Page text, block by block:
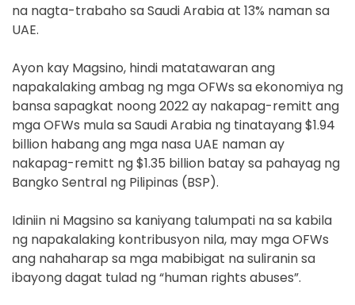
na nagta-trabaho sa Saudi Arabia at 13% naman sa
UAE.
Ayon kay Magsino, hindi matatawaran ang
napakalaking ambag ng mga OFWs sa ekonomiya ng
bansa sapagkat noong 2022 ay nakapag-remitt ang
mga OFWs mula sa Saudi Arabia ng tinatayang $1.94
billion habang ang mga nasa UAE naman ay
nakapag-remitt ng $1.35 billion batay sa pahayag ng
Bangko Sentral ng Pilipinas (BSP).
Idiniin ni Magsino sa kaniyang talumpati na sa kabila
ng napakalaking kontribusyon nila, may mga OFWs
ang nahaharap sa mga mabibigat na suliranin sa
ibayong dagat tulad ng “human rights abuses”.